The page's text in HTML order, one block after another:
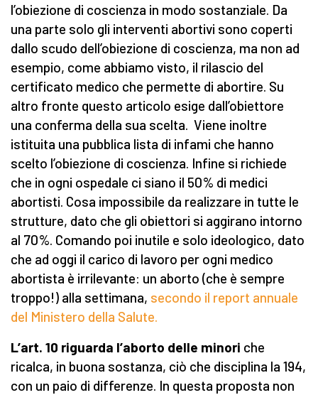
l’obiezione di coscienza in modo sostanziale. Da
una parte solo gli interventi abortivi sono coperti
dallo scudo dell’obiezione di coscienza, ma non ad
esempio, come abbiamo visto, il rilascio del
certificato medico che permette di abortire. Su
altro fronte questo articolo esige dall’obiettore
una conferma della sua scelta. Viene inoltre
istituita una pubblica lista di infami che hanno
scelto l’obiezione di coscienza. Infine si richiede
che in ogni ospedale ci siano il 50% di medici
abortisti. Cosa impossibile da realizzare in tutte le
strutture, dato che gli obiettori si aggirano intorno
al 70%. Comando poi inutile e solo ideologico, dato
che ad oggi il carico di lavoro per ogni medico
abortista è irrilevante: un aborto (che è sempre
troppo!) alla settimana, secondo il report annuale
del Ministero della Salute.
L’art. 10 riguarda l’aborto delle minori che
ricalca, in buona sostanza, ciò che disciplina la 194,
con un paio di differenze. In questa proposta non